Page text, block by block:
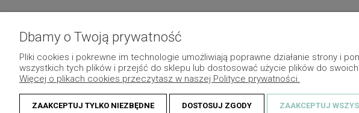
Dbamy o Twoją prywatność
Pliki cookies i pokrewne im technologie umożliwiają poprawne działanie strony i
wszystkich tych plików i przejść do sklepu lub dostosować użycie plików do
Więcej o plikach cookies przeczytasz w naszej Polityce prywatności.
ZAAKCEPTUJ TYLKO NIEZBĘDNE DOSTOSUJ ZGODY ZAAKCEPTUJ